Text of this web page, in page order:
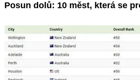
Posun dolů: 10 měst, která se